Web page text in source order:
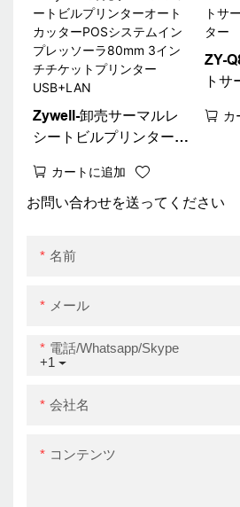
ンタ
Zywell-卸売サーマルレ
シートビルプリンターオ
ムインプレッソーラ
80mm 3インチチケット
カートに追加
ZY-
トサ
カ
お問い合わせを送ってください
名前
メール
+1
電話/whatsapp/skype
会社名
コンテンツ